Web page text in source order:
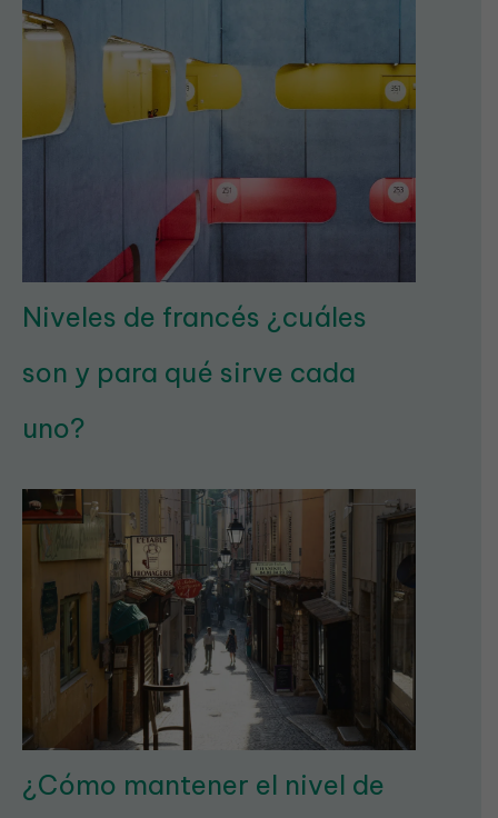
Niveles de francés ¿cuáles
son y para qué sirve cada
uno?
¿Cómo mantener el nivel de